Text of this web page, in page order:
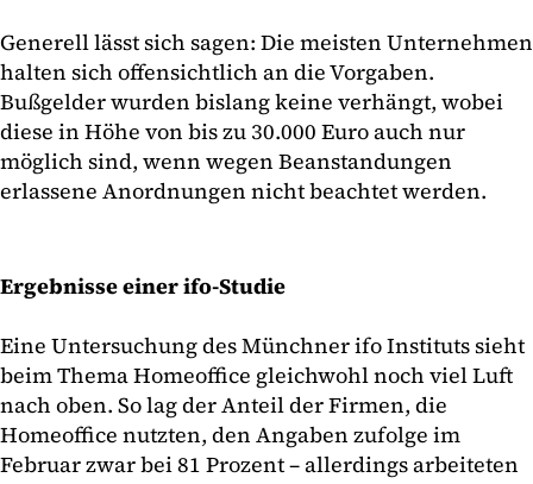
Generell lässt sich sagen: Die meisten Unternehmen
halten sich offensichtlich an die Vorgaben.
Bußgelder wurden bislang keine verhängt, wobei
diese in Höhe von bis zu 30.000 Euro auch nur
möglich sind, wenn wegen Beanstandungen
erlassene Anordnungen nicht beachtet werden.
Ergebnisse einer ifo-Studie
Eine Untersuchung des Münchner ifo Instituts sieht
beim Thema Homeoffice gleichwohl noch viel Luft
nach oben. So lag der Anteil der Firmen, die
Homeoffice nutzten, den Angaben zufolge im
Februar zwar bei 81 Prozent – allerdings arbeiteten